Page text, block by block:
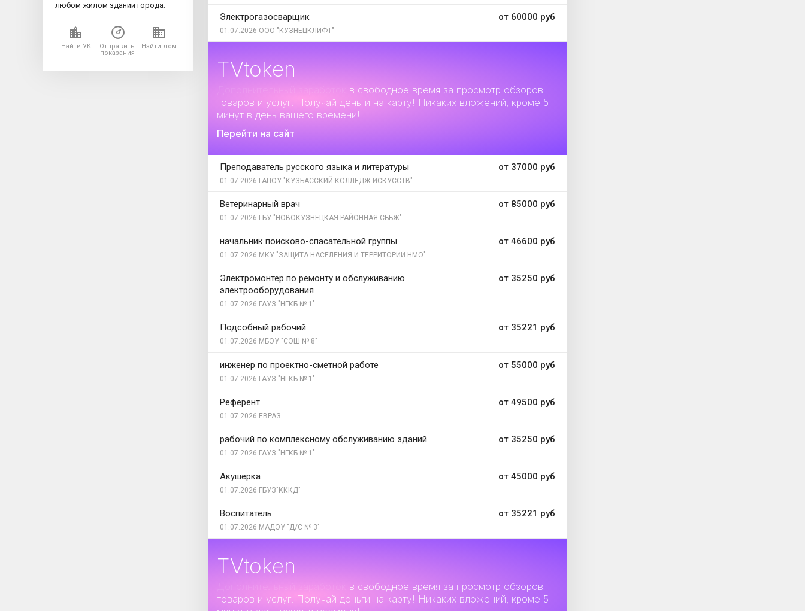
любом жилом здании города.
Найти УК
Отправить
показания
Найти дом
от 60000 руб
Электрогазосварщик
01.07.2026 ООО "КУЗНЕЦКЛИФТ"
TVtoken
в свободное время за просмотр обзоров
товаров и услуг. Получай деньги на карту! Никаких вложений, кроме 5
минут в день вашего времени!
Перейти на сайт
от 37000 руб
Преподаватель русского языка и литературы
01.07.2026 ГАПОУ "КУЗБАССКИЙ КОЛЛЕДЖ ИСКУССТВ"
от 85000 руб
Ветеринарный врач
01.07.2026 ГБУ "НОВОКУЗНЕЦКАЯ РАЙОННАЯ СББЖ"
от 46600 руб
начальник поисково-спасательной группы
01.07.2026 МКУ "ЗАЩИТА НАСЕЛЕНИЯ И ТЕРРИТОРИИ НМО"
от 35250 руб
Электромонтер по ремонту и обслуживанию
электрооборудования
01.07.2026 ГАУЗ "НГКБ № 1"
от 35221 руб
Подсобный рабочий
01.07.2026 МБОУ "СОШ № 8"
от 55000 руб
инженер по проектно-сметной работе
01.07.2026 ГАУЗ "НГКБ № 1"
от 49500 руб
Референт
01.07.2026 ЕВРАЗ
от 35250 руб
рабочий по комплексному обслуживанию зданий
01.07.2026 ГАУЗ "НГКБ № 1"
от 45000 руб
Акушерка
01.07.2026 ГБУЗ"КККД"
от 35221 руб
Воспитатель
01.07.2026 МАДОУ "Д/С № 3"
TVtoken
в свободное время за просмотр обзоров
товаров и услуг. Получай деньги на карту! Никаких вложений, кроме 5